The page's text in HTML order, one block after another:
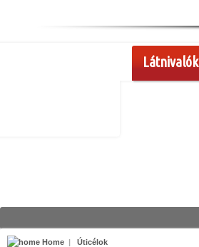
Látnivalók
Home | Úticélok